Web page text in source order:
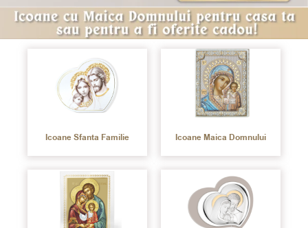
Icoane Sfanta Familie Icoane Maica Domnului